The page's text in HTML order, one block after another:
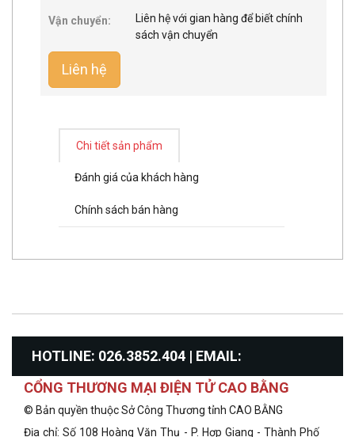
Vận chuyển:
Liên hệ với gian hàng để biết chính
sách vận chuyển
Liên hệ
Chi tiết sản phẩm
Đánh giá của khách hàng
Chính sách bán hàng
HOTLINE: 026.3852.404 | EMAIL:
info@congthuongcaobang.gov.vn
CỔNG THƯƠNG MẠI ĐIỆN TỬ CAO BẰNG
© Bản quyền thuộc Sở Công Thương tỉnh CAO BẰNG
Địa chỉ: Số 108 Hoàng Văn Thụ - P. Hợp Giang - Thành Phố